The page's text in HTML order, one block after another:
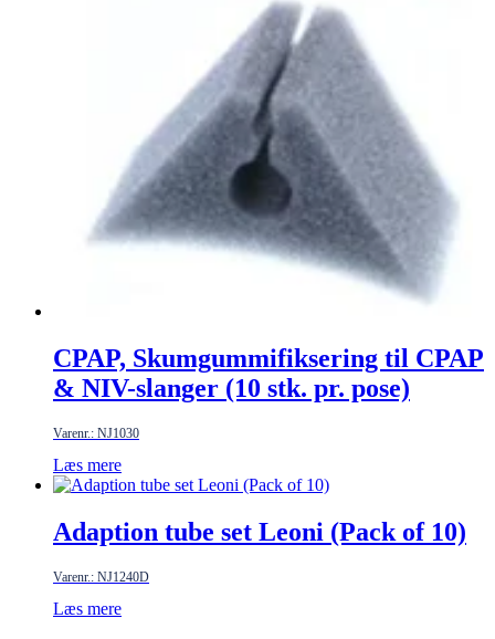
CPAP, Skumgummifiksering til CPAP
& NIV-slanger (10 stk. pr. pose)
Varenr.: NJ1030
Læs mere
Adaption tube set Leoni (Pack of 10)
Varenr.: NJ1240D
Læs mere